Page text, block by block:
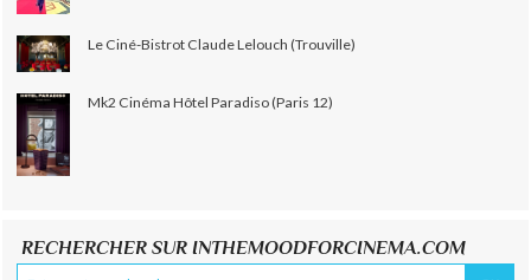
Le Ciné-Bistrot Claude Lelouch (Trouville)
Mk2 Cinéma Hôtel Paradiso (Paris 12)
RECHERCHER SUR INTHEMOODFORCINEMA.COM